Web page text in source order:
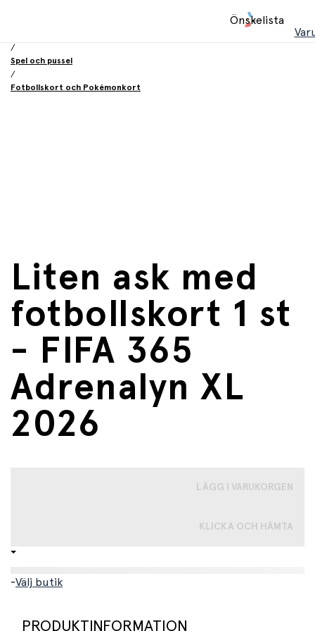
Önskelista
/
Spel och pussel
/
Fotbollskort och Pokémonkort
Liten ask med
fotbollskort 1 st
- FIFA 365
Adrenalyn XL
2026
LÄGG I VARUKORGEN
KLICKA OCH HÄMTA
-Välj butik
PRODUKTINFORMATION